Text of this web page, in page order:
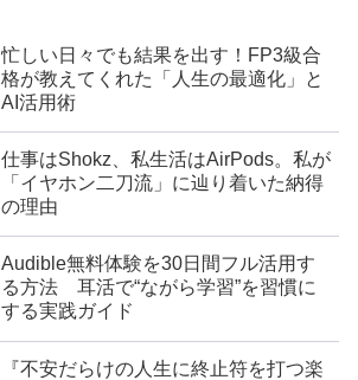
忙しい日々でも結果を出す！FP3級合
格が教えてくれた「人生の最適化」と
AI活用術
仕事はShokz、私生活はAirPods。私が
「イヤホン二刀流」に辿り着いた納得
の理由
Audible無料体験を30日間フル活用す
る方法 耳活で“ながら学習”を習慣に
する実践ガイド
『不安だらけの人生に終止符を打つ楽